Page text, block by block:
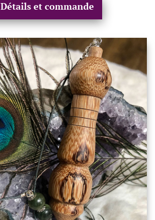
Détails et commande